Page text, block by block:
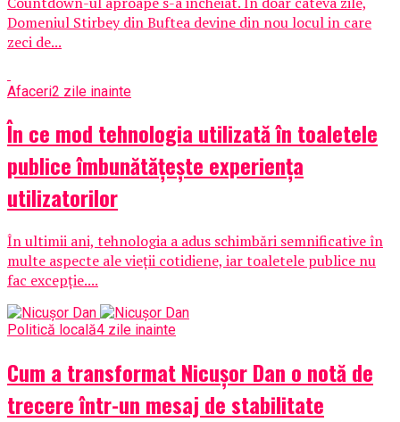
Domeniul Stirbey din Buftea devine din nou locul in care
zeci de...
Afaceri2 zile inainte
În ce mod tehnologia utilizată în toaletele
publice îmbunătățește experiența
utilizatorilor
În ultimii ani, tehnologia a adus schimbări semnificative în
multe aspecte ale vieții cotidiene, iar toaletele publice nu
fac excepție....
Politică locală4 zile inainte
Cum a transformat Nicușor Dan o notă de
trecere într-un mesaj de stabilitate